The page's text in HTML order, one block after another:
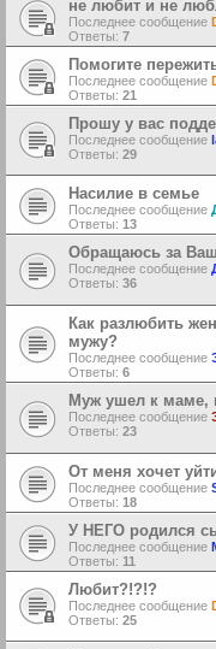
не любит и не
Последнее сообщение
Ответы: 7
Помогите
Последнее сообщение
Ответы: 21
Прошу у вас
Последнее сообщение
Ответы: 29
Насилие в семье
Последнее сообщение
Ответы: 13
Обращаюсь за
Последнее сообщение
Ответы: 36
Как разлюбить
мужу?
Последнее сообщение
Ответы: 6
Муж ушел к маме,
Последнее сообщение
Ответы: 23
От меня хочет
Последнее сообщение
Ответы: 18
У НЕГО родился
Последнее сообщение
Ответы: 11
Любит?!?!?
Последнее сообщение
Ответы: 25